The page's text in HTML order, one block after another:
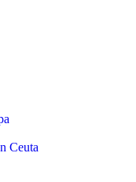
Ceuta